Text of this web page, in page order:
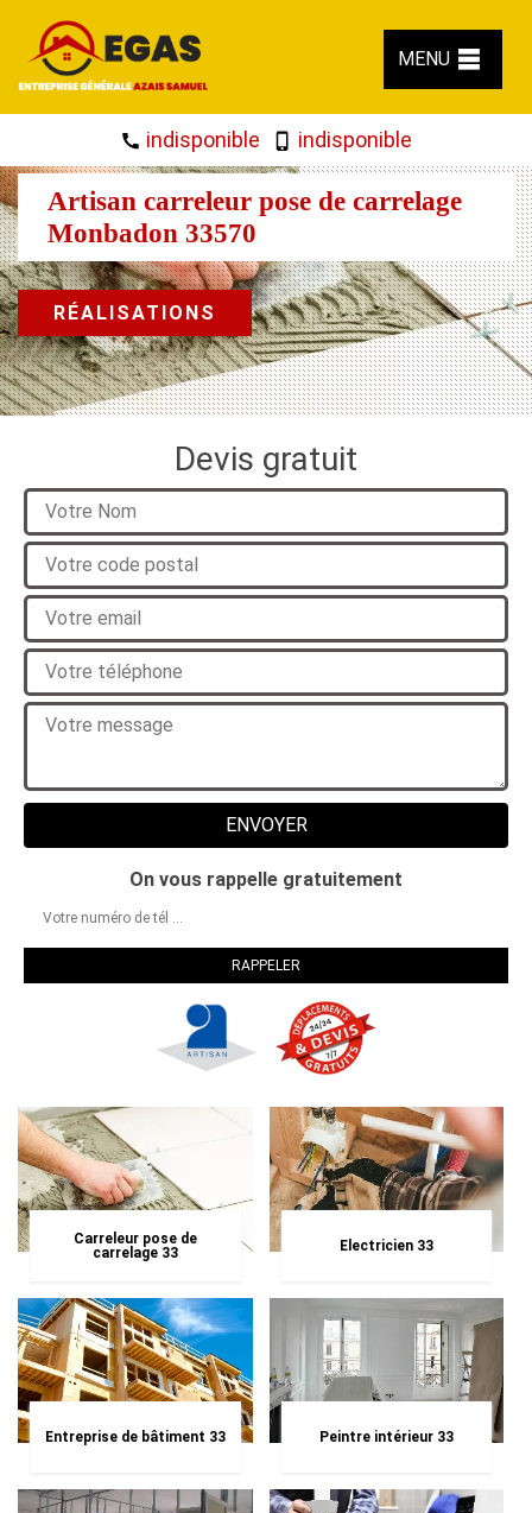
MENU
indisponible indisponible
Artisan carreleur pose de carrelage
Monbadon 33570
RÉALISATIONS
Devis gratuit
On vous rappelle gratuitement
Carreleur pose de
carrelage 33
Electricien 33
Entreprise de bâtiment 33 Peintre intérieur 33